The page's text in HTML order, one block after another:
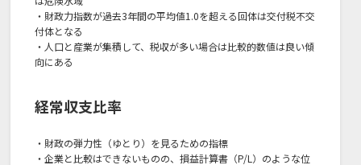
・財政力指数が過去3年間の平均値1.0を超える回体は交付税不交
付体となる
・人口と産業が集積して、税収が多い場合は比較的数値は良い傾
向にある
経常収支比率
・財政の弾力性（ゆとり）を見るための指標
・企業と比較はできないものの、損益計算書（P/L）のような位